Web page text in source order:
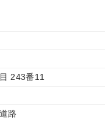
243番11
路